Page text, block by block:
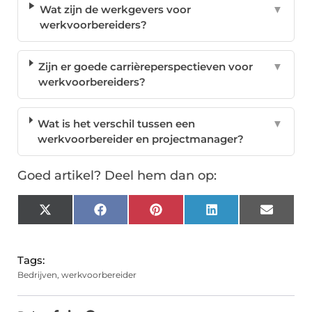
Wat zijn de werkgevers voor
werkvoorbereiders?
▼
Zijn er goede carrièreperspectieven voor
werkvoorbereiders?
▼
Wat is het verschil tussen een
werkvoorbereider en projectmanager?
▼
Goed artikel? Deel hem dan op:
X
(Twitter)
FacebookPinterest LinkedIn Email
Tags:
Bedrijven, werkvoorbereider